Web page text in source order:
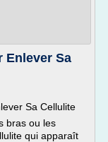
Enlever Sa
Sa Cellulite
bras ou les
qui apparaît